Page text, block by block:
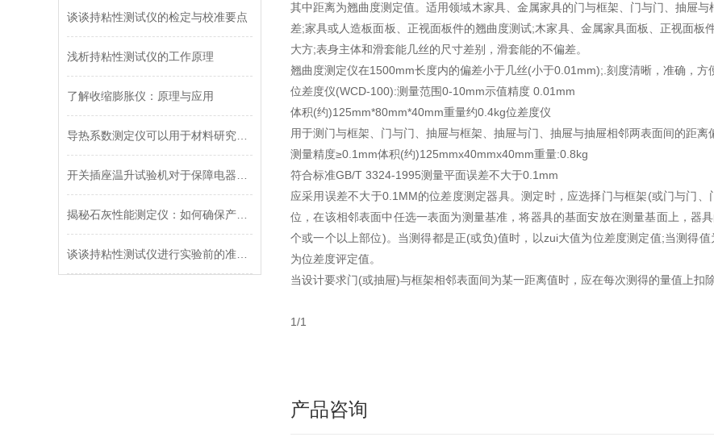
谈谈持粘性测试仪的检定与校准要点
浅析持粘性测试仪的工作原理
了解收缩膨胀仪：原理与应用
其中距离为翘曲度测定值。适用领域木家具、金属家具的门与框架、门与门、抽屉
差;家具或人造板面板、正视面板件的翘曲度测试;木家具、金属家具面板、正视面板
大方;表身主体和滑套能几丝的尺寸差别，滑套能的不偏差。
翘曲度测定仪在1500mm长度内的偏差小于几丝(小于0.01mm);.刻度清晰，准确，方
位差度仪(WCD-100):测量范围0-10mm示值精度 0.01mm
体积(约)125mm*80mm*40mm重量约0.4kg位差度仪
用于测门与框架、门与门、抽屉与框架、抽屉与门、抽屉与抽屉相邻两表面间的距
测量精度≥0.1mm体积(约)125mmx40mmx40mm重量:0.8kg
符合标准GB/T 3324-1995测量平面误差不大于0.1mm
应采用误差不大于0.1MM的位差度测定器具。测定时，应选择门与框架(或门与门
位，在该相邻表面中任选一表面为测量基准，将器具的基面安放在测量基面上，器
个或一个以上部位)。当测得都是正(或负)值时，以zui大值为位差度测定值;当测得
为位差度评定值。
当设计要求门(或抽屉)与框架相邻表面间为某一距离值时，应在每次测得的量值上扣除
1/1
产品咨询